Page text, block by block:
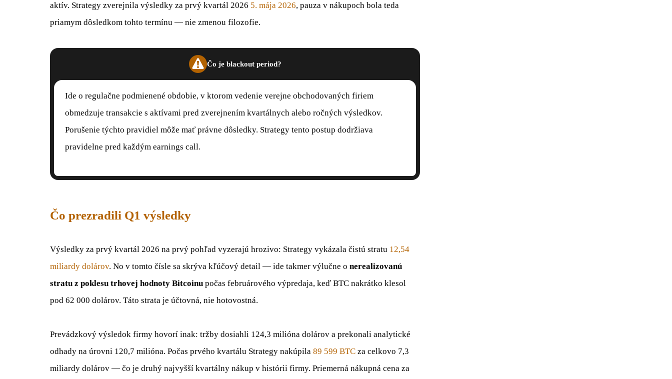
aktív. Strategy zverejnila výsledky za prvý kvartál 2026 5. mája 2026, pauza v nákupoch bola teda
priamym dôsledkom tohto termínu — nie zmenou filozofie.
Čo je blackout period?
Ide o regulačne podmienené obdobie, v ktorom vedenie verejne obchodovaných firiem
obmedzuje transakcie s aktívami pred zverejnením kvartálnych alebo ročných výsledkov.
Porušenie týchto pravidiel môže mať právne dôsledky. Strategy tento postup dodržiava
pravidelne pred každým earnings call.
Čo prezradili Q1 výsledky
Výsledky za prvý kvartál 2026 na prvý pohľad vyzerajú hrozivo: Strategy vykázala čistú stratu 12,54
miliardy dolárov. No v tomto čísle sa skrýva kľúčový detail — ide takmer výlučne o nerealizovanú
stratu z poklesu trhovej hodnoty Bitcoinu počas februárového výpredaja, keď BTC nakrátko klesol
pod 62 000 dolárov. Táto strata je účtovná, nie hotovostná.
Prevádzkový výsledok firmy hovorí inak: tržby dosiahli 124,3 milióna dolárov a prekonali analytické
odhady na úrovni 120,7 milióna. Počas prvého kvartálu Strategy nakúpila 89 599 BTC za celkovo 7,3
miliardy dolárov — čo je druhý najvyšší kvartálny nákup v histórii firmy. Priemerná nákupná cena za